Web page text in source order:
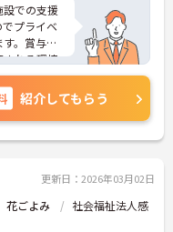
設での支援
プライベ
。賞与の
される環境
ント等、
相談くだ
紹介してもらう
更新日：2026年03月02日
花ごよみ
社会福祉法人感